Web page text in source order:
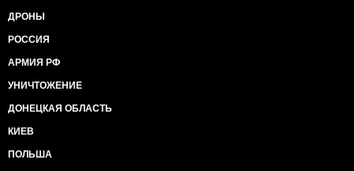
ДРОНЫ
РОССИЯ
АРМИЯ РФ
УНИЧТОЖЕНИЕ
ДОНЕЦКАЯ ОБЛАСТЬ
КИЕВ
ПОЛЬША